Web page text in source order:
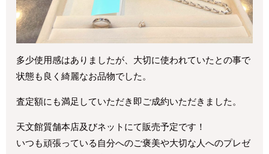
多少使用感はありましたが、大切に使われていたとの事で
状態も良く綺麗なお品物でした。
査定額にも満足していただき即ご成約いただきました。
天文館質舗本店及びネットにて販売予定です！
いつも頑張っている自分へのご褒美や大切な人へのプレゼ